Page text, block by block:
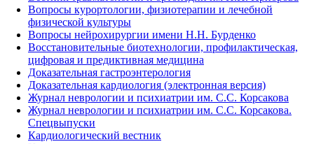
Вопросы курортологии, физиотерапии и лечебной
физической культуры
Вопросы нейрохирургии имени Н.Н. Бурденко
Восстановительные биотехнологии, профилактическая,
цифровая и предиктивная медицина
Доказательная гастроэнтерология
Доказательная кардиология (электронная версия)
Журнал неврологии и психиатрии им. С.С. Корсакова
Журнал неврологии и психиатрии им. С.С. Корсакова.
Спецвыпуски
Кардиологический вестник